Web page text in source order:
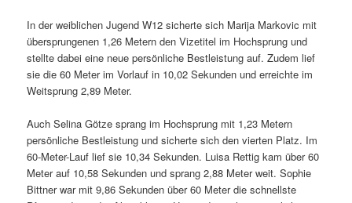
In der weiblichen Jugend W12 sicherte sich Marija Markovic mit
übersprungenen 1,26 Metern den Vizetitel im Hochsprung und
stellte dabei eine neue persönliche Bestleistung auf. Zudem lief
sie die 60 Meter im Vorlauf in 10,02 Sekunden und erreichte im
Weitsprung 2,89 Meter.
Auch Selina Götze sprang im Hochsprung mit 1,23 Metern
persönliche Bestleistung und sicherte sich den vierten Platz. Im
60-Meter-Lauf lief sie 10,34 Sekunden. Luisa Rettig kam über 60
Meter auf 10,58 Sekunden und sprang 2,88 Meter weit. Sophie
Bittner war mit 9,86 Sekunden über 60 Meter die schnellste